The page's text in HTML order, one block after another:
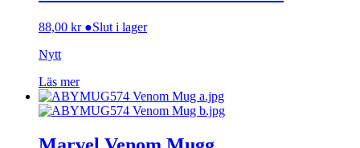
88,00 kr ●Slut i lager
Nytt
Läs mer